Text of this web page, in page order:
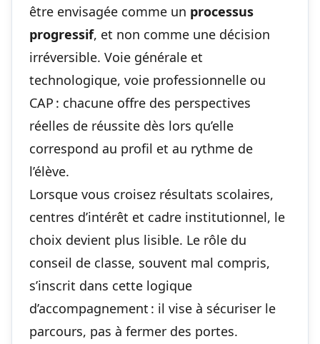
être envisagée comme un processus
progressif, et non comme une décision
irréversible. Voie générale et
technologique, voie professionnelle ou
CAP : chacune offre des perspectives
réelles de réussite dès lors qu’elle
correspond au profil et au rythme de
l’élève.
Lorsque vous croisez résultats scolaires,
centres d’intérêt et cadre institutionnel, le
choix devient plus lisible. Le rôle du
conseil de classe, souvent mal compris,
s’inscrit dans cette logique
d’accompagnement : il vise à sécuriser le
parcours, pas à fermer des portes.